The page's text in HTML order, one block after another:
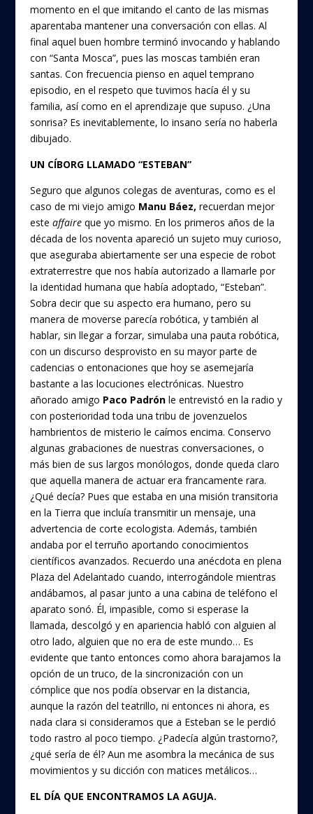
momento en el que imitando el canto de las mismas
aparentaba mantener una conversación con ellas. Al
final aquel buen hombre terminó invocando y hablando
con “Santa Mosca”, pues las moscas también eran
santas. Con frecuencia pienso en aquel temprano
episodio, en el respeto que tuvimos hacía él y su
familia, así como en el aprendizaje que supuso. ¿Una
sonrisa? Es inevitablemente, lo insano sería no haberla
dibujado.
UN CÍBORG LLAMADO “ESTEBAN”
Seguro que algunos colegas de aventuras, como es el
caso de mi viejo amigo Manu Báez, recuerdan mejor
este affaireque yo mismo. En los primeros años de la
década de los noventa apareció un sujeto muy curioso,
que aseguraba abiertamente ser una especie de robot
extraterrestre que nos había autorizado a llamarle por
la identidad humana que había adoptado, “Esteban”.
Sobra decir que su aspecto era humano, pero su
manera de moverse parecía robótica, y también al
hablar, sin llegar a forzar, simulaba una pauta robótica,
con un discurso desprovisto en su mayor parte de
cadencias o entonaciones que hoy se asemejaría
bastante a las locuciones electrónicas. Nuestro
añorado amigo Paco Padrónle entrevistó en la radio y
con posterioridad toda una tribu de jovenzuelos
hambrientos de misterio le caímos encima. Conservo
algunas grabaciones de nuestras conversaciones, o
más bien de sus largos monólogos, donde queda claro
que aquella manera de actuar era francamente rara.
¿Qué decía? Pues que estaba en una misión transitoria
en la Tierra que incluía transmitir un mensaje, una
advertencia de corte ecologista. Además, también
andaba por el terruño aportando conocimientos
científicos avanzados. Recuerdo una anécdota en plena
Plaza del Adelantado cuando, interrogándole mientras
andábamos, al pasar junto a una cabina de teléfono el
aparato sonó. Él, impasible, como si esperase la
llamada, descolgó y en apariencia habló con alguien al
otro lado, alguien que no era de este mundo… Es
evidente que tanto entonces como ahora barajamos la
opción de un truco, de la sincronización con un
cómplice que nos podía observar en la distancia,
aunque la razón del teatrillo, ni entonces ni ahora, es
nada clara si consideramos que a Esteban se le perdió
todo rastro al poco tiempo. ¿Padecía algún trastorno?,
¿qué sería de él? Aun me asombra la mecánica de sus
movimientos y su dicción con matices metálicos…
EL DÍA QUE ENCONTRAMOS LA AGUJA.